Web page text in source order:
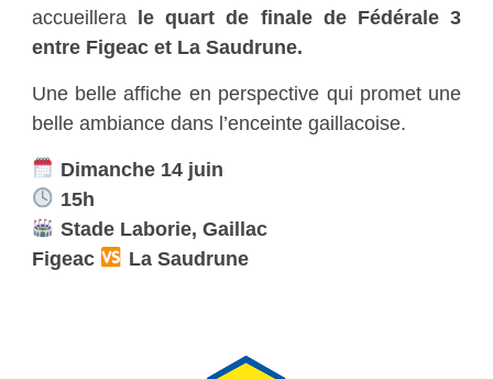
accueillera le quart de finale de Fédérale 3
entre Figeac et La Saudrune.
Une belle affiche en perspective qui promet une
belle ambiance dans l’enceinte gaillacoise.
Dimanche 14 juin
15h
Stade Laborie, Gaillac
Figeac
La Saudrune